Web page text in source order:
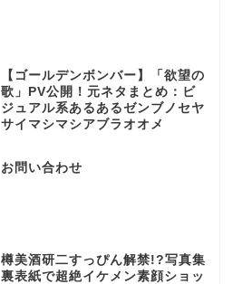
【ゴールデンボンバー】「欲望の
歌」PV公開！元ネタまとめ：ビ
ジュアル系あるあるゼンブノセヤ
サイマシマシアブラオオメ
お問い合わせ
樽美酒研二すっぴん解禁!?写真集
裏表紙で超絶イケメン素顔ショッ